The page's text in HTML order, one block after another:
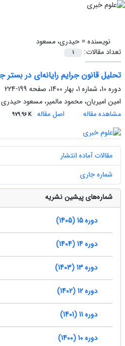
نویسنده =حیدری، مسعود
تعداد مقالات:
1
تحلیل قانون جرایم رایانه‌ای در
دوره 10، شماره 1، بهار 1400، صفحه
199-224
امین امیریان، محمود مالمیر، مسعود حیدری
مشاهده مقاله
اصل مقاله 979.96 K
مقالات آماده انتشار
شماره جاری
شماره‌های پیشین نشریه
دوره 15 (1405)
دوره 14 (1404)
دوره 13 (1403)
دوره 12 (1402)
دوره 11 (1401)
دوره 10 (1400)